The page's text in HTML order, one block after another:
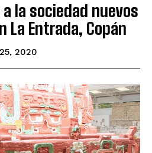
a la sociedad nuevos
La Entrada, Copán
2020